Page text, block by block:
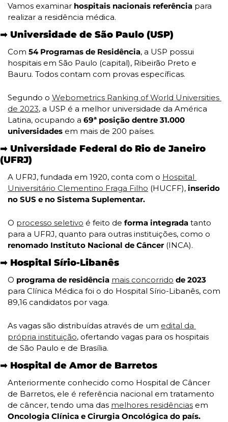
Vamos examinar hospitais nacionais referência para
realizar a residência médica.
➡️ Universidade de São Paulo (USP)
Com 54 Programas de Residência, a USP possui
hospitais em São Paulo (capital), Ribeirão Preto e
Bauru. Todos contam com provas específicas.
Segundo o Webometrics Ranking of World Universities
de 2023, a USP é a melhor universidade da América
Latina, ocupando a 69ª posição dentre 31.000
universidades em mais de 200 países.
➡️ Universidade Federal do Rio de Janeiro
(UFRJ)
A UFRJ, fundada em 1920, conta com o Hospital
Universitário Clementino Fraga Filho (HUCFF), inserido
no SUS e no Sistema Suplementar.
O processo seletivo é feito de forma integrada tanto
renomado Instituto Nacional de Câncer (INCA).
➡️ Hospital Sírio-Libanês
O programa de residência mais concorrido
para Clínica Médica foi o do Hospital Sírio-Libanês, com
89,16 candidatos por vaga.
As vagas são distribuídas através de um edital da
própria instituição, ofertando vagas para os hospitais
de São Paulo e de Brasília.
➡️ Hospital de Amor de Barretos
Anteriormente conhecido como Hospital de Câncer
de Barretos, ele é referência nacional em tratamento
de câncer, tendo uma das melhores residências
Oncologia Clínica e Cirurgia Oncológica do país.